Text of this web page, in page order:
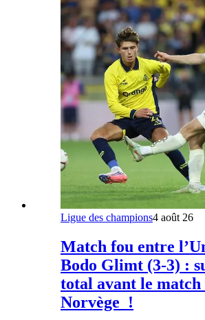
Ligue des champions4 août 26
Match fou entre
Bodo Glimt (3-3) :
total avant le
Norvège !